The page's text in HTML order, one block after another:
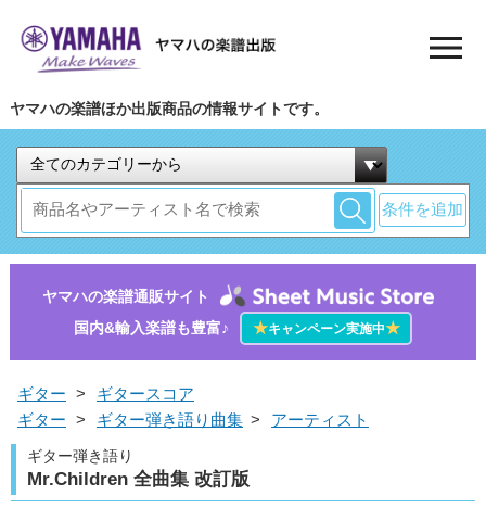
ヤマハの楽譜ほか出版商品の情報サイトです。
条件を追加
ヤマハの楽譜通販サイト
国内&輸入楽譜も豊富♪
★キャンペーン実施中★
ギター >
ギタースコア
ギター > ギター弾き語り曲集 > アーティスト
ギター弾き語り
Mr.Children 全曲集 改訂版